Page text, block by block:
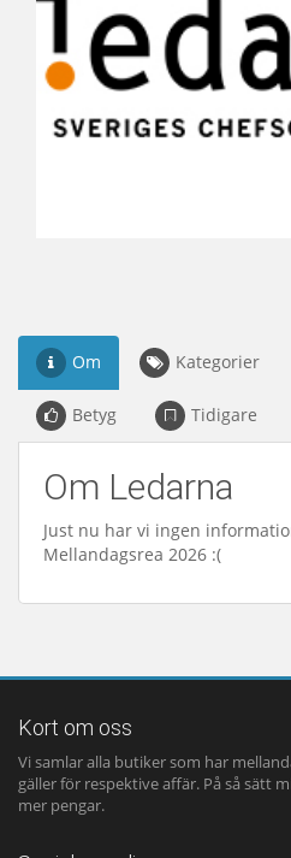
Om Kategorier
Betyg Tidigare
Om Ledarna
Just nu har vi ingen
Mellandagsrea 2026 :(
Kort om oss
Vi samlar alla butiker som har
gäller för respektive affär. På så sätt
mer pengar.